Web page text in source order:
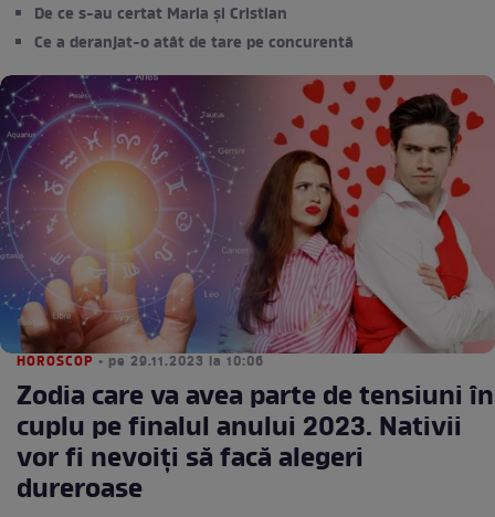
De ce s-au certat Maria și Cristian
Ce a deranjat-o atât de tare pe concurentă
HOROSCOP • pe 29.11.2023 la 10:06
Zodia care va avea parte de tensiuni în
cuplu pe finalul anului 2023. Nativii
vor fi nevoiți să facă alegeri
dureroase